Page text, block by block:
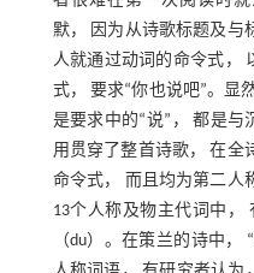
默， 因为从诗歌标题及与
人就通过动词的命令式，
式， 要求“你也说吧”。显
是要求中的“说”， 都是
用贯穿了整首诗歌， 在全
命令式， 而且均为第二人
13个人称及物主代词中，
（du）。在策兰的诗中，